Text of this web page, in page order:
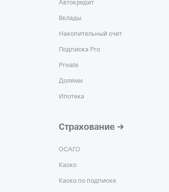
Автокредит
Вклады
Накопительный счет
Подписка Pro
Private
Долями
Ипотека
Страхование
ОСАГО
Каско
Каско по подписке